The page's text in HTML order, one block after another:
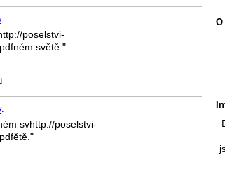
.
poselstvi-
světě."
.
svhttp://poselstvi-
O